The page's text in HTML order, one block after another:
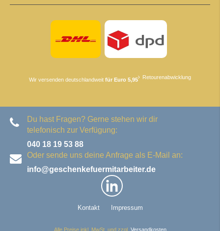
Wir versenden deutschlandweit für Euro 5,95 Retourenabwicklung
Du hast Fragen? Gerne stehen wir dir
telefonisch zur Verfügung:
040 18 19 53 88
Oder sende uns deine Anfrage als E-Mail an:
info@geschenkefuermitarbeiter.de
Kontakt Impressum
Alle Preise inkl. MwSt. und zzgl. Versandkosten